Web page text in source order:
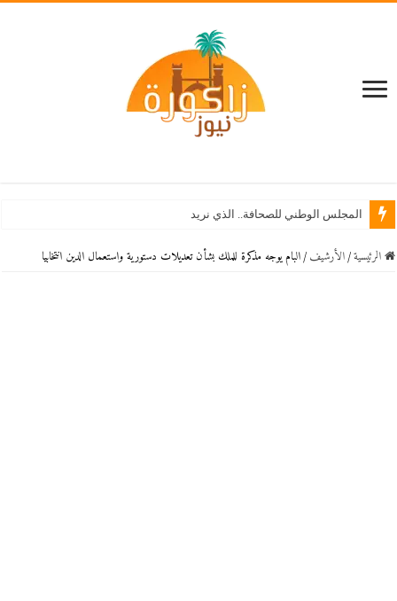
المجلس الوطني للصحافة.. الذي نريد
الرئيسية / اﻷرشيف / البام يوجه مذكرة للملك بشأن تعديلات دستورية واستعمال الدين انتخابيا